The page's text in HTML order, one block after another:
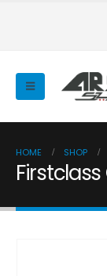
HOME SHOP
Firstclass